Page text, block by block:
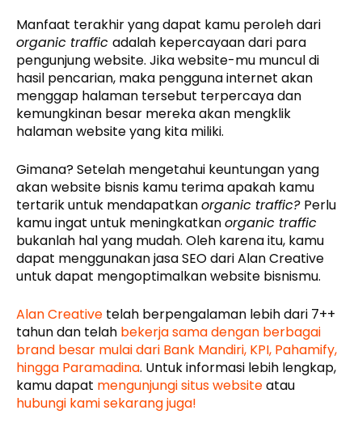
Manfaat terakhir yang dapat kamu peroleh dari
organic traffic adalah kepercayaan dari para
pengunjung website. Jika website-mu muncul di
hasil pencarian, maka pengguna internet akan
menggap halaman tersebut terpercaya dan
kemungkinan besar mereka akan mengklik
halaman website yang kita miliki.
Gimana? Setelah mengetahui keuntungan yang
akan website bisnis kamu terima apakah kamu
tertarik untuk mendapatkanorganic traffic? Perlu
kamu ingat untuk meningkatkanorganic traffic
bukanlah hal yang mudah. Oleh karena itu, kamu
dapat menggunakan jasa SEO dari Alan Creative
untuk dapat mengoptimalkan website bisnismu.
Alan Creative telah berpengalaman lebih dari 7++
tahun dan telah bekerja sama dengan berbagai
brand besar mulai dari Bank Mandiri, KPI, Pahamify,
hingga Paramadina. Untuk informasi lebih lengkap,
kamu dapat mengunjungi situs websiteatau
hubungi kami sekarang juga!